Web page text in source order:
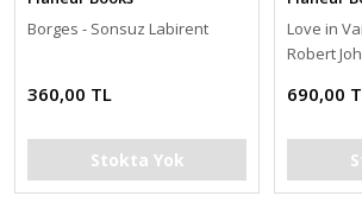
Borges - Sonsuz Labirent
360,00 TL
Stokta Yok
Love in
Robert
690,00